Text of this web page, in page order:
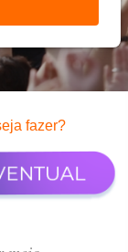
fazer?